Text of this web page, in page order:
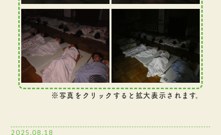
※写真をクリックすると拡大表示されます。
2025.08.18